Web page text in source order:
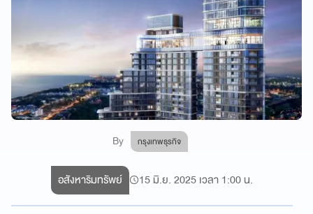
By กรุงเทพธุรกิจ
อสังหาริมทรัพย์ 15 มิ.ย. 2025 เวลา 1:00 น.